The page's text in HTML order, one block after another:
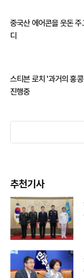
중국산 에어콘을 웃돈 주
디
스티븐 로치 '과거의 홍
진행중
추천기사